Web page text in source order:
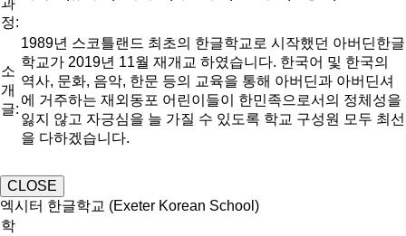
과
정:
소
개
글:
1989년 스코틀랜드 최초의 한글학교로 시작했던 아버딘한글
학교가 2019년 11월 재개교 하였습니다. 한국어 및 한국의
역사, 문화, 음악, 한문 등의 교육을 통해 아버딘과 아버딘셔
에 거주하는 재외동포 어린이들이 한민족으로서의 정체성을
잃지 않고 자긍심을 늘 가질 수 있도록 학교 구성원 모두 최선
을 다하겠습니다.
CLOSE
엑시터 한글학교 (Exeter Korean School)
학